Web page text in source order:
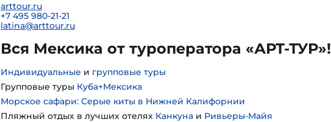
arttour.ru
+7 495 980-21-21
latina@arttour.ru
Вся Мексика от туроператора «АРТ-ТУР»!
Индивидуальные и групповые туры
Групповые туры Куба+Мексика
Морское сафари: Серые киты в Нижней Калифорнии
Пляжный отдых в лучших отелях Канкуна и Ривьеры-Майя